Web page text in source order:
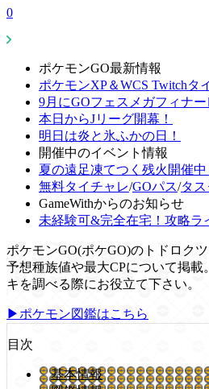
0
ポケモンGO最新情報
ポケモンXP＆WCS Twitchタ
9月にGOフェスメガフィナー
本日からJリーグ開幕！
明日は炎と氷ふかの日！
開催中のイベント情報
夏の遠足凍てつく残火開催中
無料タイチャレ/GOパス/タス
GameWithからのお知らせ
未経験可&完全在宅！攻略ラ
ポケモンGO(ポケGO)のトドロク
予想種族値や最大CPについて掲載
キを調べる際にお役立て下さい。
▶ポケモン図鑑はこちら
目次
基本情報